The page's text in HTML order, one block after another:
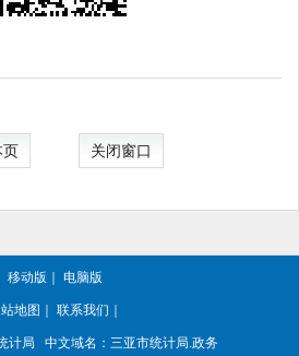
页 关闭窗口
移动版 ｜ 电脑版
地图 ｜ 联系我们 ｜
计局 中文域名：三亚市统计局.政务